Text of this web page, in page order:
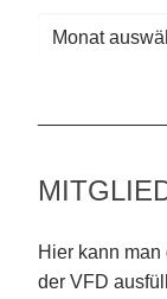
Archiv
Hier kann man
der VFD